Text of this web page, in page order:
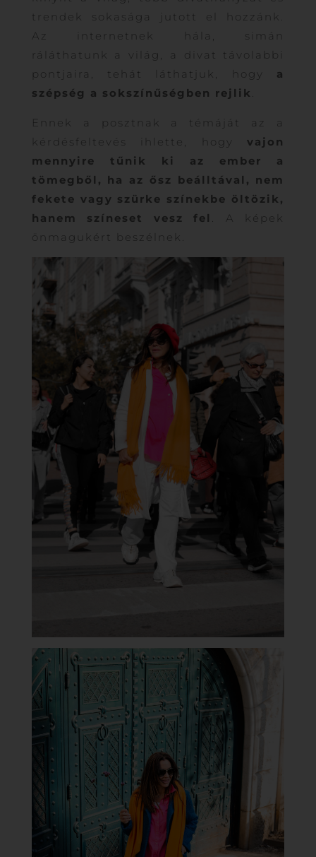
trendek sokasága jutott el hozzánk.
Az internetnek hála, simán
ráláthatunk a világ, a divat távolabbi
pontjaira, tehát láthatjuk, hogy a
szépség a sokszínűségben rejlik .
Ennek a posztnak a témáját az a
kérdésfeltevés ihlette, hogyvajon
mennyire tűnik ki az ember a
tömegből, ha az ősz beálltával, nem
fekete vagy szürke színekbe öltözik,
hanem színeset vesz fel . A képek
önmagukért beszélnek.